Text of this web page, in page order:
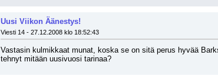
Uusi Viikon Äänestys!
Viesti 14 - 27.12.2008 klo 18:52:43
Vastasin kulmikkaat munat, koska se on sitä perus hyvää
tehnyt mitään uusivuosi tarinaa?